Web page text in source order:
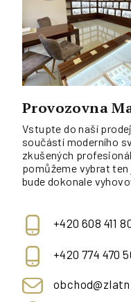
Provozovna
Vstupte do naší
součástí moderního
zkušených
pomůžeme vybrat
bude dokonale
+420 608 411
+420 774 470